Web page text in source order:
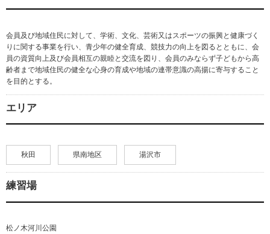
会員及び地域住民に対して、学術、文化、芸術又はスポーツの振興と健康づく
りに関する事業を行い、青少年の健全育成、競技力の向上を図るとともに、会
員の資質向上及び会員相互の親睦と交流を図り、会員のみならず子どもから高
齢者まで地域住民の健全な心身の育成や地域の連帯意識の高揚に寄与すること
を目的とする。
エリア
秋田 県南地区 湯沢市
練習場
松ノ木河川公園